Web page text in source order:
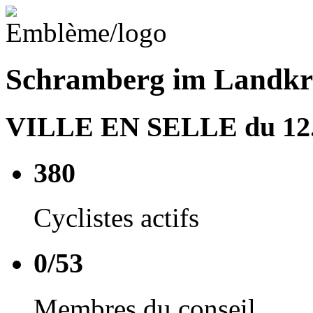
Schramberg im
VILLE EN SELLE du
380
Cyclistes actifs
0/53